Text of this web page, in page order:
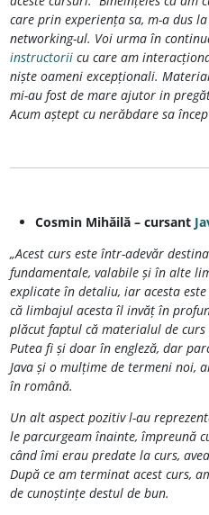
care prin experiența sa, m-a dus
networking-ul. Voi urma în
instructoriicu care am
niște oameni excepționali.
mi-au fost de mare ajutor in
Acum aștept cu nerăbdare sa încep
Cosmin Mihăilă – cursant
„Acest curs este într-adevăr
fundamentale, valabile și în alte
explicate în detaliu, iar acesta
că limbajul acesta îl invăț în
plăcut faptul că materialul de
Putea fi și doar în engleză, dar
Java și o mulțime de termeni noi,
în română.
Un alt aspect pozitiv l-au
le parcurgeam înainte, împreună
când îmi erau predate la curs,
După ce am terminat acest curs,
de cunoștințe destul de bun.